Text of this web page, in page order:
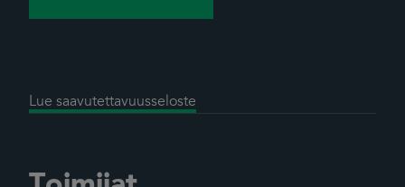
Lue saavutettavuusseloste